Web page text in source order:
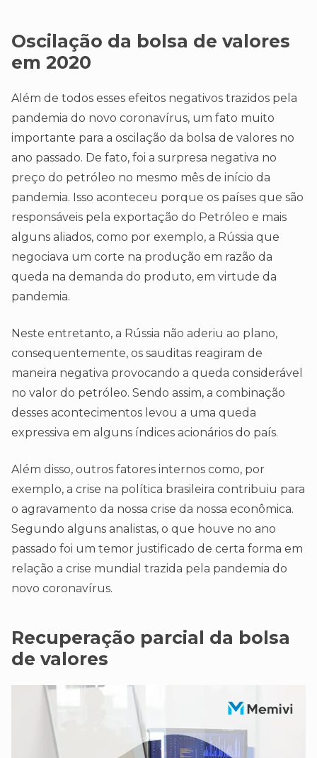
Oscilação da bolsa de valores
em 2020
Além de todos esses efeitos negativos trazidos pela
pandemia do novo coronavírus, um fato muito
importante para a oscilação da bolsa de valores no
ano passado. De fato, foi a surpresa negativa no
preço do petróleo no mesmo mês de início da
pandemia. Isso aconteceu porque os países que são
responsáveis pela exportação do Petróleo e mais
alguns aliados, como por exemplo, a Rússia que
negociava um corte na produção em razão da
queda na demanda do produto, em virtude da
pandemia.
Neste entretanto, a Rússia não aderiu ao plano,
consequentemente, os sauditas reagiram de
maneira negativa provocando a queda considerável
no valor do petróleo. Sendo assim, a combinação
desses acontecimentos levou a uma queda
expressiva em alguns índices acionários do país.
Além disso, outros fatores internos como, por
exemplo, a crise na política brasileira contribuiu para
o agravamento da nossa crise da nossa econômica.
Segundo alguns analistas, o que houve no ano
passado foi um temor justificado de certa forma em
relação a crise mundial trazida pela pandemia do
novo coronavírus.
Recuperação parcial da bolsa
de valores